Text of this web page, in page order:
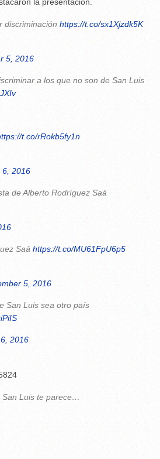
la presentación.
discriminación https://t.co/sx1Xjzdk5K
5, 2016
a los que no son de San Luis
t.co/rRokb5fy1n
6, 2016
de Alberto Rodríguez Saá
Saá https://t.co/MU61FpU6p5
5, 2016
San Luis sea otro país
2016
San Luis te parece…